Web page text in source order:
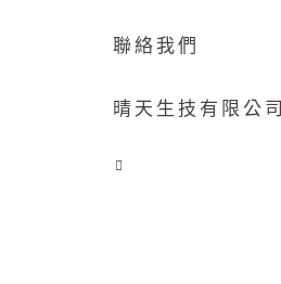
聯絡我們
晴天生技有限公司